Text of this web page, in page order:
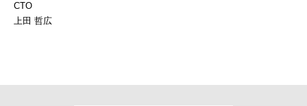
CTO
上田 哲広